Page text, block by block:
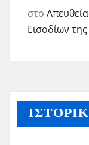
στο
Εισοδίων